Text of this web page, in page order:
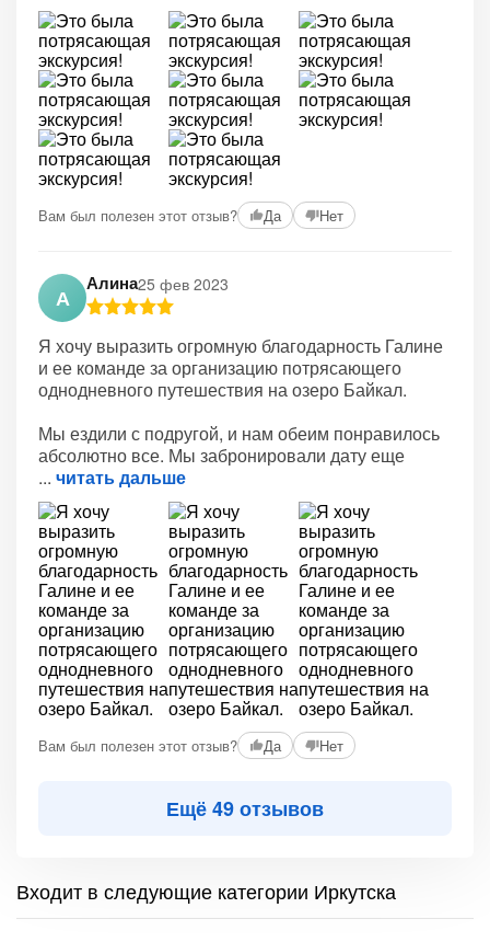
Вам был полезен этот отзыв? Да Нет
А
Алина25 фев 2023
Я хочу выразить огромную благодарность Галине
и ее команде за организацию потрясающего
однодневного путешествия на озеро Байкал.
Мы ездили с подругой, и нам обеим понравилось
абсолютно все. Мы забронировали дату еще
читать дальше
Вам был полезен этот отзыв? Да Нет
Ещё 49 отзывов
Входит в следующие категории Иркутска